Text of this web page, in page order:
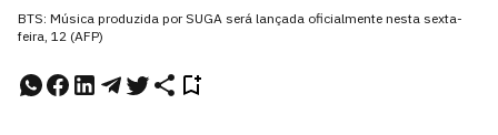
BTS: Música produzida por SUGA será lançada oficialmente nesta sexta-
feira, 12 (AFP)